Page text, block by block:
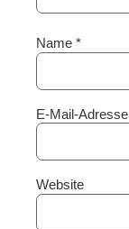
Name *
E-Mail-Adresse
Website